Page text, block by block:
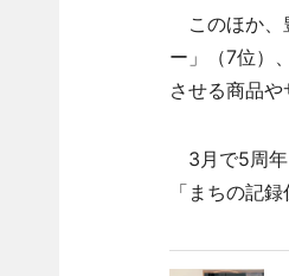
このほか、
ー」（7位）
させる商品や
3月で5周年
「まちの記